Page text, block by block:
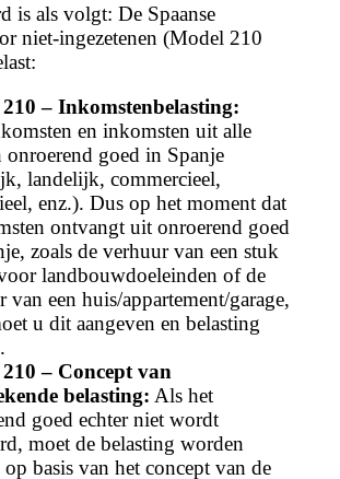
is als volgt: De Spaanse
niet-ingezetenen (Model 210
– Inkomstenbelasting:
en inkomsten uit alle
onroerend goed in Spanje
landelijk, commercieel,
enz.). Dus op het moment dat
ontvangt uit onroerend goed
zoals de verhuur van een stuk
landbouwdoeleinden of de
van een huis/appartement/garage,
u dit aangeven en belasting
– Concept van
belasting: Als het
goed echter niet wordt
moet de belasting worden
op basis van het concept van de